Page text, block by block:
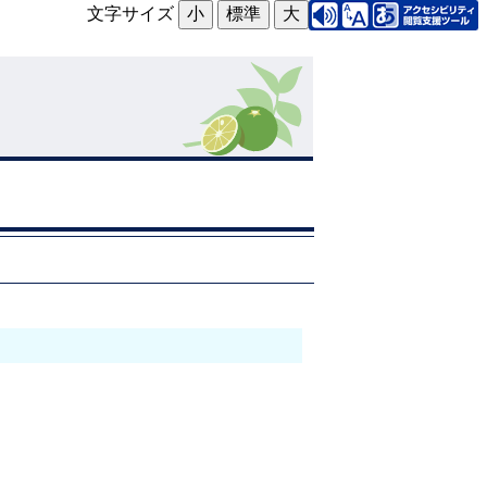
文字サイズ 小 標準 大